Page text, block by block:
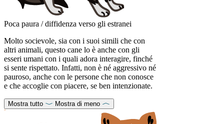
Poca paura / diffidenza verso gli estranei
Molto socievole, sia con i suoi simili che con
altri animali, questo cane lo è anche con gli
esseri umani con i quali adora interagire, finché
si sente rispettato. Infatti, non è né aggressivo né
pauroso, anche con le persone che non conosce
e che accoglie con piacere, se ben intenzionate.
Mostra tutto Mostra di meno